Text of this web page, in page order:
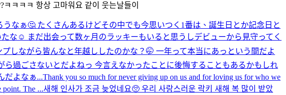
ㅋㅋㅋ 항상 고마워요 같이 웃는날들이
なぁ🤔 たくさんあるけどその中でも今思いつく1番は、誕生日とか記念日と
な☺️ まだ出会って数ヶ月のラッキーもいると思うしデビューから見守ってく
しながら皆んなと年越ししたのかな？🤭 一年って本当にあっという間だよ
過ごさないとだよねっ 今言えなかったことに後悔することもあるかもしれ
だよなぁ...Thank you so much for never giving up on us and for loving us for who we
point. The ...새해 인사가 조금 늦었네요🥺 우리 사랑스러운 락키 새해 복 많이 받았